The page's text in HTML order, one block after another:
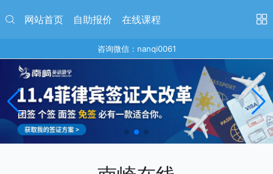
网站首页 自助报价 在线课程
咨询微信：nanqi0061